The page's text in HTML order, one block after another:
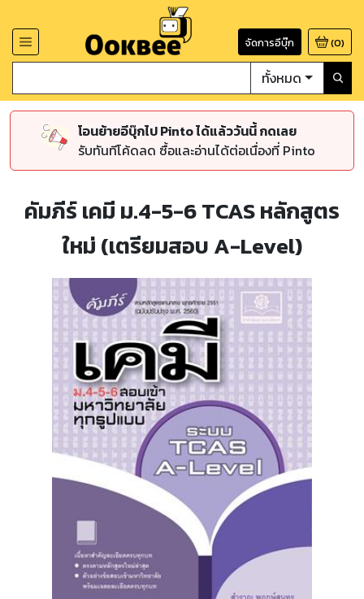
จัดการอีบุ๊ก (0)
ทั้งหมด
โอนย้ายอีบุ๊กไป Pinto ได้แล้ววันนี้ กดเลย
รับทันทีโค้ดลด ซื้อและอ่านได้ต่อเนื่องที่ Pinto
คัมภีร์ เคมี ม.4-5-6 TCAS หลักสูตร
ใหม่ (เตรียมสอบ A-Level)